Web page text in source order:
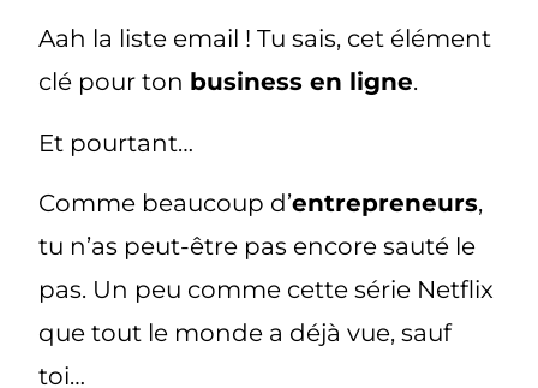
Aah la liste email ! Tu sais, cet élément
clé pour ton business en ligne.
Et pourtant…
Comme beaucoup d’entrepreneurs,
tu n’as peut-être pas encore sauté le
pas. Un peu comme cette série Netflix
que tout le monde a déjà vue, sauf
toi…